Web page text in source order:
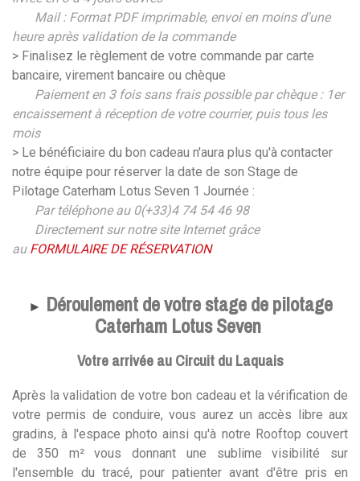
Mail : Format PDF imprimable, envoi en moins d'une
heure après validation de la commande
> Finalisez le règlement de votre commande par carte
bancaire, virement bancaire ou chèque
Paiement en 3 fois sans frais possible par chèque : 1er
encaissement à réception de votre courrier, puis tous les
mois
> Le bénéficiaire du bon cadeau n'aura plus qu'à contacter
notre équipe pour réserver la date de son Stage de
Pilotage Caterham Lotus Seven 1 Journée :
Par téléphone au 0(+33)4 74 54 46 98
Directement sur notre site Internet grâce
au FORMULAIRE DE RÉSERVATION
► Déroulement de votre stage de pilotage
Caterham Lotus Seven
Votre arrivée au Circuit du Laquais
Après la validation de votre bon cadeau et la vérification de
votre permis de conduire, vous aurez un accès libre aux
gradins, à l'espace photo ainsi qu'à notre Rooftop couvert
de 350 m² vous donnant une sublime visibilité sur
l'ensemble du tracé, pour patienter avant d'être pris en